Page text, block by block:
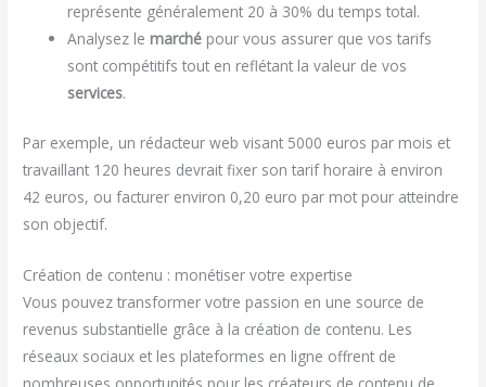
représente généralement 20 à 30% du temps total.
Analysez le marché pour vous assurer que vos tarifs
sont compétitifs tout en reflétant la valeur de vos
services.
Par exemple, un rédacteur web visant 5000 euros par mois et
travaillant 120 heures devrait fixer son tarif horaire à environ
42 euros, ou facturer environ 0,20 euro par mot pour atteindre
son objectif.
Création de contenu : monétiser votre expertise
Vous pouvez transformer votre passion en une source de
revenus substantielle grâce à la création de contenu. Les
réseaux sociaux et les plateformes en ligne offrent de
nombreuses opportunités pour les créateurs de contenu de